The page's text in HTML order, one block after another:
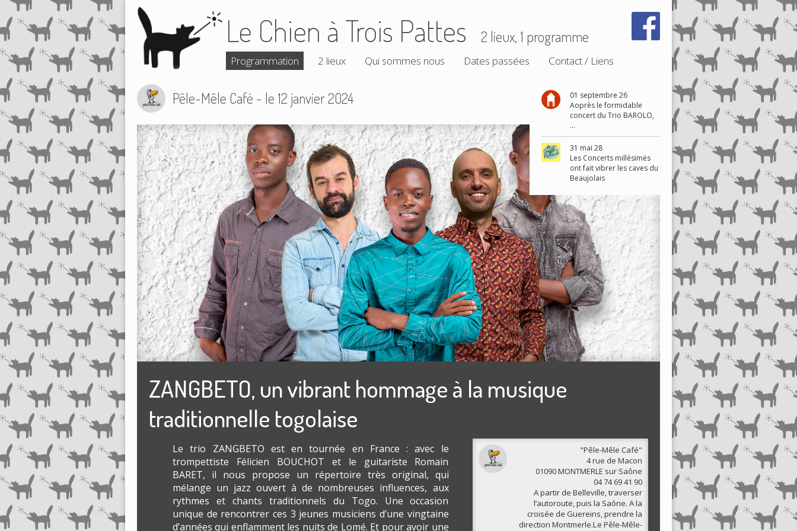
Le Chien à Trois Pattes 2 lieux, 1 programme
Programmation 2 lieux Qui sommes nous Dates passées Contact / Liens
01 septembre 26
Aoprès le formidable
concert du Trio BAROLO,
...
31 mai 28
Les Concerts millésimés
ont fait vibrer les caves du
Beaujolais
Pêle-Mêle Café - le 12 janvier 2024
ZANGBETO, un vibrant hommage à la musique
traditionnelle togolaise
"Pêle-Mêle Café"
4 rue de Macon
01090 MONTMERLE sur Saône
04 74 69 41 90
A partir de Belleville, traverser
l’autoroute, puis la Saône. A la
croisée de Guereins, prendre la
direction Montmerle.Le Pêle-Mêle-
Le trio ZANGBETO est en tournée en France : avec le
trompettiste Félicien BOUCHOT et le guitariste Romain
BARET, il nous propose un répertoire très original, qui
mélange un jazz ouvert à de nombreuses influences, aux
rythmes et chants traditionnels du Togo. Une occasion
unique de rencontrer ces 3 jeunes musiciens d’une vingtaine
d’années qui enflamment les nuits de Lomé. Et pour avoir une